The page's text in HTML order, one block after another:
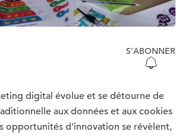
S’ABONNER
digital évolue et se détourne de
aux données et aux cookies
opportunités d’innovation se révèlent,